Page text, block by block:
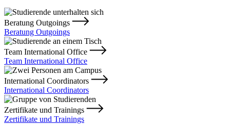
Beratung Outgoings
Beratung Outgoings
Team International Office
Team International Office
International Coordinators
International Coordinators
Zertifikate und Trainings
Zertifikate und Trainings